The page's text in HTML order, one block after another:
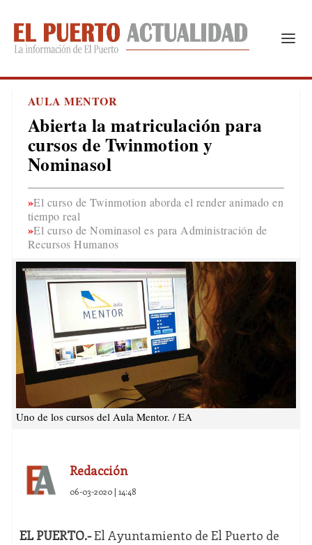
AULA MENTOR
Abierta la matriculación para
cursos de Twinmotion y
Nominasol
El curso de Twinmotion aborda el render animado en
tiempo real
El curso de Nominasol es para Administración de
Recursos Humanos
Uno de los cursos del Aula Mentor. / EA
Redacción
06-03-2020 | 14:48
EL PUERTO.-El Ayuntamiento de El Puerto de